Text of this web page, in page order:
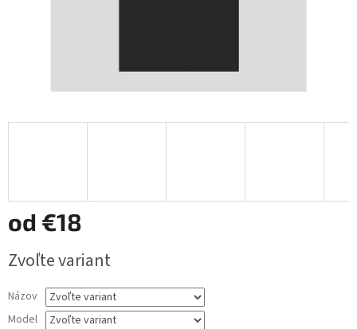
od €18
cena:
Zvoľte variant
Názov
Model